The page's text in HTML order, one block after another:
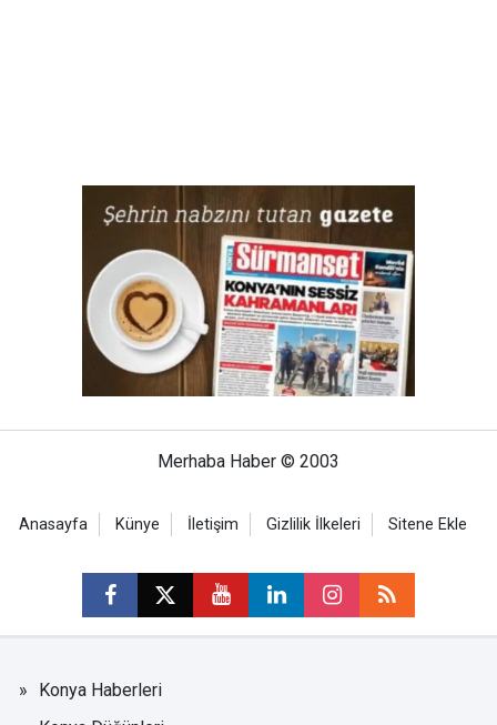
Merhaba Haber © 2003
Anasayfa Künye İletişim Gizlilik İlkeleri Sitene Ekle
Konya Haberleri